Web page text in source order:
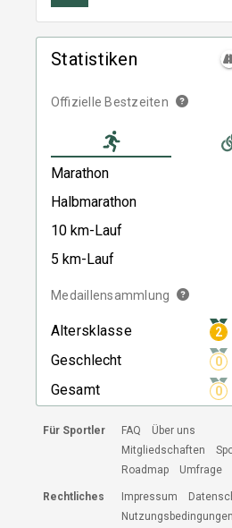
Statistiken
Offizielle Bestzeiten
Marathon
Halbmarathon
10 km-Lauf
5 km-Lauf
Medaillensammlung
Altersklasse 2
Geschlecht 0
Gesamt 0
Für Sportler FAQ
Über uns
Mitgliedschaften
Roadmap
Umfrage
Rechtliches Impressum
Nutzungsbedingungen